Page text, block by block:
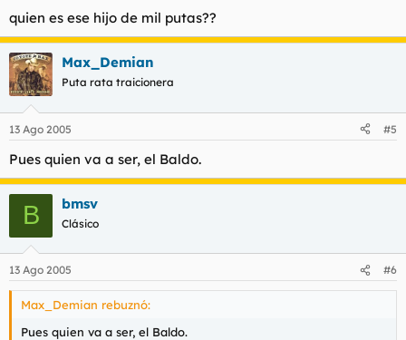
quien es ese hijo de mil putas??
Max_Demian
Puta rata traicionera
13 Ago 2005 #5
Pues quien va a ser, el Baldo.
B bmsv
Clásico
13 Ago 2005 #6
Max_Demian rebuznó:
Pues quien va a ser, el Baldo.